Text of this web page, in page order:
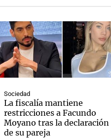
Sociedad
La fiscalía mantiene
restricciones a Facundo
Moyano tras la declaración
de su pareja
Notas